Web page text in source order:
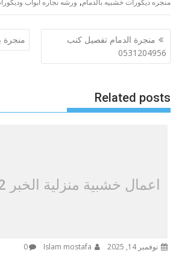
منجره ديكورات خشبيه بالدمام ورشه نجاره ابواب
تصفّح
المقالات
منجرة الدمام تفصيل كنب
0531204956
منجرة
Related posts
اعمال خشبية منزلية الخبر 0533626952
نوفمبر 14, 2025 0